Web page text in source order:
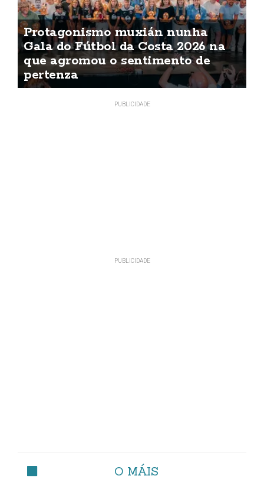
Protagonismo muxián nunha
Gala do Fútbol da Costa 2026 na
que agromou o sentimento de
pertenza
O MÁIS